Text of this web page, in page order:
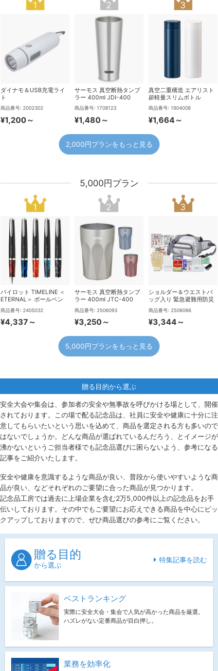
ダイナモ＆USB充電ライ
ト
商品番号: 2002302
¥1,200～
サーモス 真空断熱タンブ
ラー 400ml JDI-400
商品番号: 1708123
¥1,480～
真空二重構造 エアリスト
超軽量スリムボトル
400ml
商品番号: 1904008
¥1,664～
2,000円プランをもっと見る
5,000円プラン
パイロット TIMELINE ＜
ETERNAL＞ ボールペン
（0.7mm）BTL-5SR
商品番号: 2405032
¥4,337～
サーモス 真空断熱タンブ
ラー 400ml JTC-400
商品番号: 2506093
¥3,250～
ショルダー＆ウエストバ
ッグ入り 緊急避難用防災
セット 12点
商品番号: 2506066
¥3,344～
5,000円プランをもっと見る
贈る目的から選ぶ
安全大会や集会は、参加者の安全や無事故を呼びかける場として、開催
されております。この場で配る記念品は、社員に安全や健康に十分に注
意してもらいたいという思いを込めて、商品を選定される方も多いので
はないでしょうか。どんな商品が選ばれているんだろう、とイメージが
沸かないというご担当者様でも記念品選びに困らないよう、参考になる
記事をご紹介いたします。
安全や健康を意識するような商品が良い、普段から使いやすいような商
品が良い、などそれぞれのご要望に合った商品が見つかります。
記念品工房では過去に上場企業を含む2万5,000件以上の記念品をお手
伝いしております。その中でもご要望にお応えできる商品を中心にピッ
クアップしておりますので、ぜひ商品選びの参考にご覧ください。
贈る目的
から選ぶ
特集記事を読む
ベストランキング
実際に安全大会・集会で人気が高かった商品を厳選。
ハズレがない定番商品が目白押し。
業務を効率化